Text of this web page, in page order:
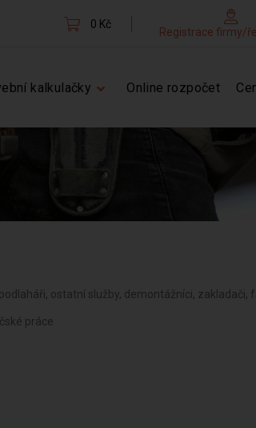
0 Kč
Registrace firmy/
kalkulačky Online rozpočet
ostatní služby, demontážníci, zakladači,
práce